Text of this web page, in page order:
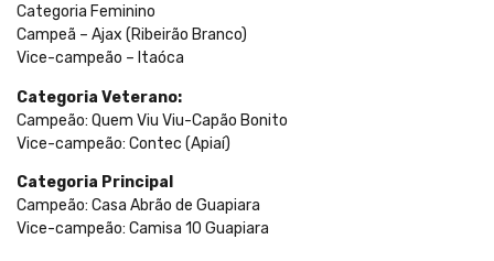
Categoria Feminino
Campeã – Ajax (Ribeirão Branco)
Vice-campeão – Itaóca
Categoria Veterano:
Campeão: Quem Viu Viu-Capão Bonito
Vice-campeão: Contec (Apiaí)
Categoria Principal
Campeão: Casa Abrão de Guapiara
Vice-campeão: Camisa 10 Guapiara